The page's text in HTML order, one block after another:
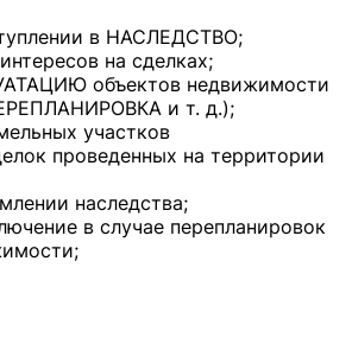
в НАСЛЕДСТВО;
на сделках;
объектов недвижимости
и т. д.);
участков
проведенных на территории
наследства;
в случае перепланировок